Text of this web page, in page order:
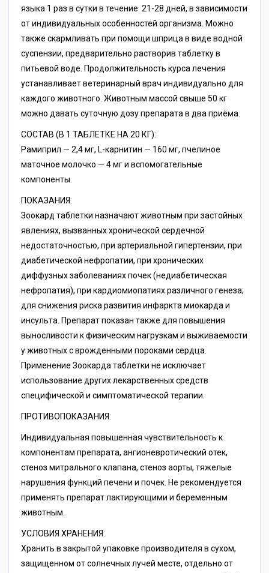
языка 1 раз в сутки в течение 21-28 дней, в зависимости
от индивидуальных особенностей организма. Можно
также скармливать при помощи шприца в виде водной
суспензии, предварительно растворив таблетку в
питьевой воде. Продолжительность курса лечения
устанавливает ветеринарный врач индивидуально для
каждого животного. Животным массой свыше 50 кг
можно давать суточную дозу препарата в два приёма.
СОСТАВ (В 1 ТАБЛЕТКЕ НА 20 КГ):
Рамиприл — 2,4 мг, L-карнитин — 160 мг, пчелиное
маточное молочко — 4 мг и вспомогательные
компоненты.
ПОКАЗАНИЯ:
Зоокард таблетки назначают животным при застойных
явлениях, вызванных хронической сердечной
недостаточностью, при артериальной гипертензии, при
диабетической нефропатии, при хронических
диффузных заболеваниях почек (недиабетическая
нефропатия), при кардиомиопатиях различного генеза;
для снижения риска развития инфаркта миокарда и
инсульта. Препарат показан также для повышения
выносливости к физическим нагрузкам и выживаемости
у животных с врожденными пороками сердца.
Применение Зоокарда таблетки не исключает
использование других лекарственных средств
специфической и симптоматической терапии.
ПРОТИВОПОКАЗАНИЯ:
Индивидуальная повышенная чувствительность к
компонентам препарата, ангионевротический отек,
стеноз митрального клапана, стеноз аорты, тяжелые
нарушения функций печени и почек. Не рекомендуется
применять препарат лактирующими и беременным
животным.
УСЛОВИЯ ХРАНЕНИЯ:
Хранить в закрытой упаковке производителя в сухом,
защищенном от солнечных лучей месте, отдельно от